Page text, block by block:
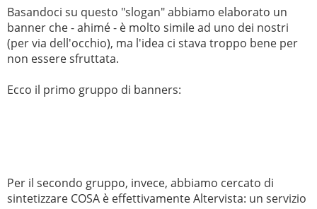
Basandoci su questo "slogan" abbiamo elaborato un
banner che - ahimé - è molto simile ad uno dei nostri
(per via dell'occhio), ma l'idea ci stava troppo bene per
non essere sfruttata.
Ecco il primo gruppo di banners:
Per il secondo gruppo, invece, abbiamo cercato di
sintetizzare COSA è effettivamente Altervista: un servizio